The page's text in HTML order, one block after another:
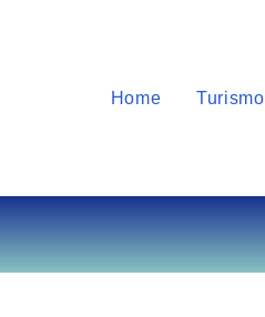
Home Turismo